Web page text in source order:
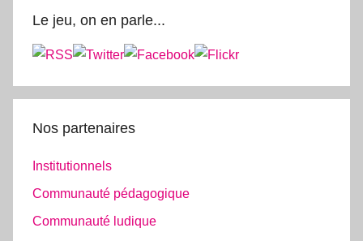
Le jeu, on en parle...
Nos partenaires
Institutionnels
Communauté pédagogique
Communauté ludique